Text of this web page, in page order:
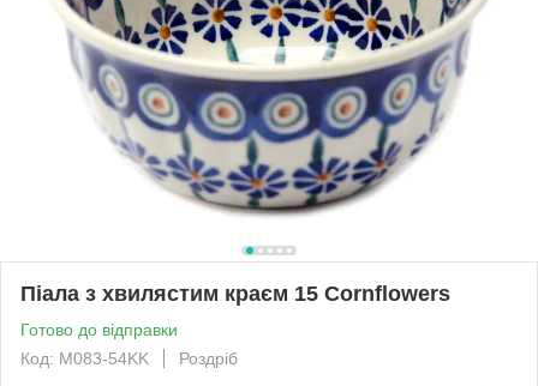
Піала з хвилястим краєм 15 Cornflowers
Готово до відправки
Код: M083-54KK
Роздріб